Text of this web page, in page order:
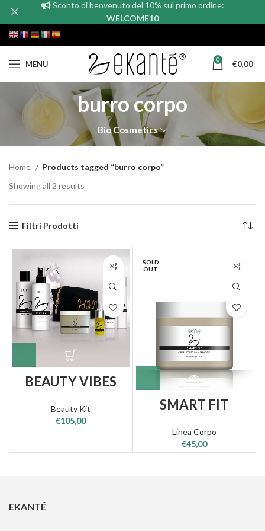
MENU 0 €0,00
burro corpo
Bio Cosmetics
Home
Products tagged “burro corpo”
Showing all 2 results
Filtri Prodotti
BEAUTY VIBES
Beauty Kit
€105,00
SOLD
OUT
SMART FIT
Linea Corpo
€45,00
EKANTÉ
Sconto di benvenuto del 10% sul primo ordine:
WELCOME10